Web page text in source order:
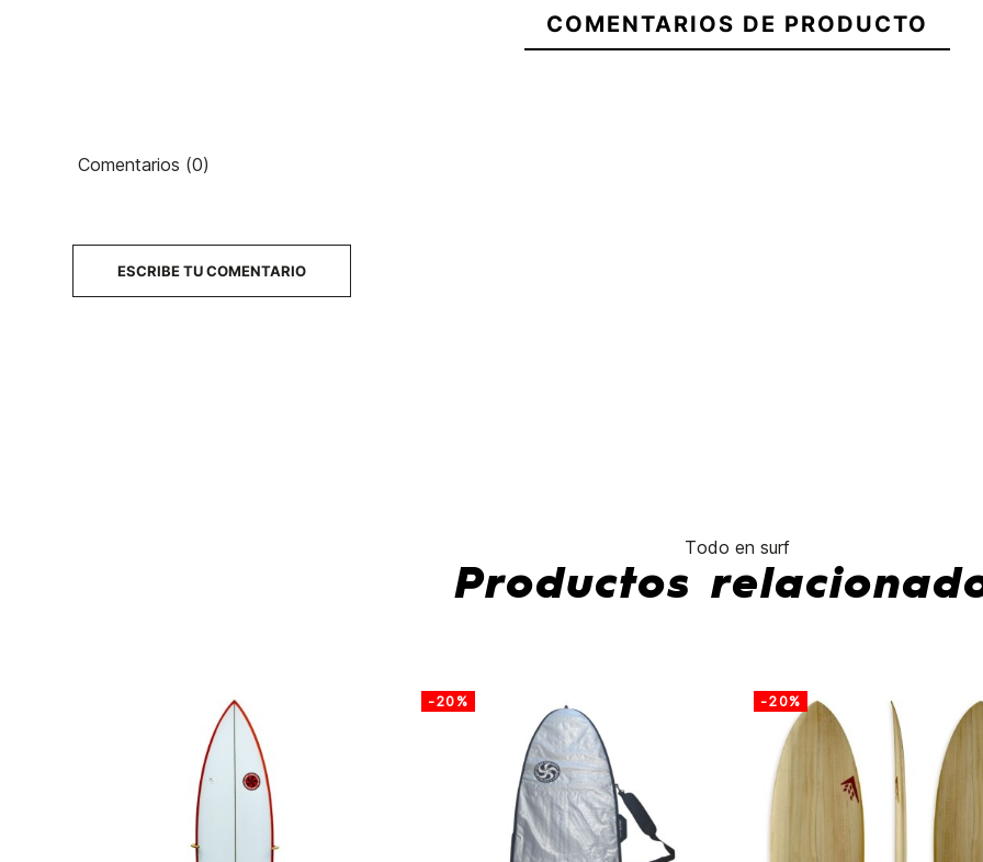
Performance 9
Thermotech Single Fin
Calcetin Shortboard 5.8
COMENTARIOS DE PRODUCTO
Comentarios (0)
ESCRIBE TU COMENTARIO
Todo en surf
Productos
-20% -20%